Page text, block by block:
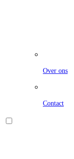
Over ons
Contact